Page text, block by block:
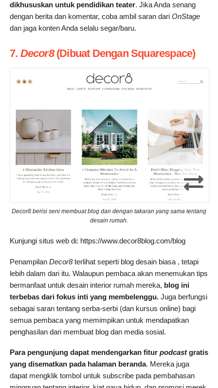
dikhususkan untuk pendidikan teater. Jika Anda senang
dengan berita dan komentar, coba ambil saran dari OnStage
dan jaga konten Anda selalu segar/baru.
7. Decor8(Dibuat Dengan Squarespace)
Decor8 berisi seni membuat blog dan dengan takaran yang sama tentang
desain rumah.
Kunjungi situs web di: https://www.decor8blog.com/blog
Penampilan Decor8terlihat seperti blog desain biasa , tetapi
lebih dalam dari itu. Walaupun pembaca akan menemukan tips
bermanfaat untuk desain interior rumah mereka, blog ini
terbebas dari fokus inti yang membelenggu. Juga berfungsi
sebagai saran tentang serba-serbi (dan kursus online) bagi
semua pembaca yang memimpikan untuk mendapatkan
penghasilan dari membuat blog dan media sosial.
Para pengunjung dapat mendengarkan fitur podcastgratis
yang disematkan pada halaman beranda. Mereka juga
dapat mengklik tombol untuk subscribe pada pembahasan